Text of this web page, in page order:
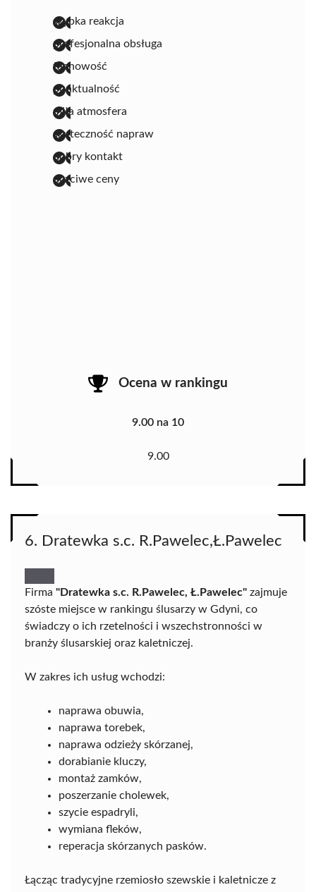
szybka reakcja
profesjonalna obsługa
fachowość
punktualność
miła atmosfera
skuteczność napraw
dobry kontakt
uczciwe ceny
Ocena w rankingu
9.00 na 10
9.00
6. Dratewka s.c. R.Pawelec,Ł.Pawelec
Firma "Dratewka s.c. R.Pawelec, Ł.Pawelec" zajmuje
szóste miejsce w rankingu ślusarzy w Gdyni, co
świadczy o ich rzetelności i wszechstronności w
branży ślusarskiej oraz kaletniczej.
W zakres ich usług wchodzi:
naprawa obuwia,
naprawa torebek,
naprawa odzieży skórzanej,
dorabianie kluczy,
montaż zamków,
poszerzanie cholewek,
szycie espadryli,
wymiana fleków,
reperacja skórzanych pasków.
Łącząc tradycyjne rzemiosło szewskie i kaletnicze z